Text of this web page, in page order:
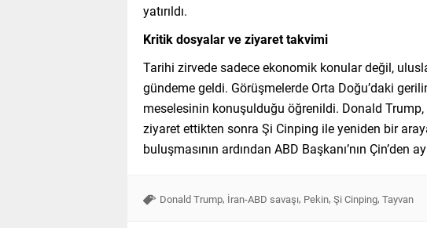
yatırıldı.
Kritik dosyalar ve ziyaret takvimi
Tarihi zirvede sadece ekonomik konular değil,
gündeme geldi. Görüşmelerde Orta Doğu’daki
meselesinin konuşulduğu öğrenildi. Donald Trump,
ziyaret ettikten sonra Şi Cinping ile yeniden bir
buluşmasının ardından ABD Başkanı’nın Çin’den
Donald Trump, İran-ABD savaşı, Pekin, Şi Cinping, Tayvan